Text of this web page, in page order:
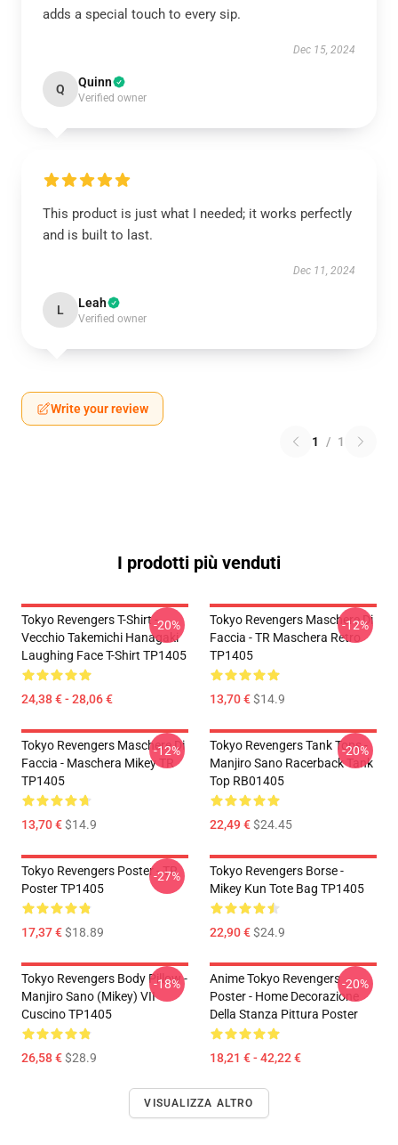
adds a special touch to every sip.
Dec 15, 2024
Q Quinn
Verified owner
This product is just what I needed; it works perfectly
and is built to last.
Dec 11, 2024
L Leah
Verified owner
Write your review
1 / 1
I prodotti più venduti
Tokyo Revengers T-Shirt -
Vecchio Takemichi Hanagaki
Laughing Face T-Shirt TP1405
24,38 € - 28,06 €
-20%
Tokyo Revengers Maschere Di
Faccia - TR Maschera Retro
TP1405
13,70 €$14.9
-12%
Tokyo Revengers Maschere Di
Faccia - Maschera Mikey TR
TP1405
13,70 €$14.9
-12%
Tokyo Revengers Tank Tops -
Manjiro Sano Racerback Tank
Top RB01405
22,49 €$24.45
-20%
Tokyo Revengers Poster - TR
Poster TP1405
17,37 €$18.89
-27%
Tokyo Revengers Borse -
Mikey Kun Tote Bag TP1405
22,90 €$24.9
Tokyo Revengers Body Pillow -
Manjiro Sano (Mikey) VII
Cuscino TP1405
26,58 €$28.9
-18%
Anime Tokyo Revengers
Poster - Home Decorazione
Della Stanza Pittura Poster
18,21 € - 42,22 €
-20%
VISUALIZZA ALTRO